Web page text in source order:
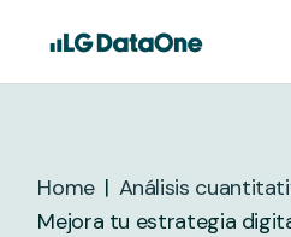
Home Análisis
Mejora tu estrategia